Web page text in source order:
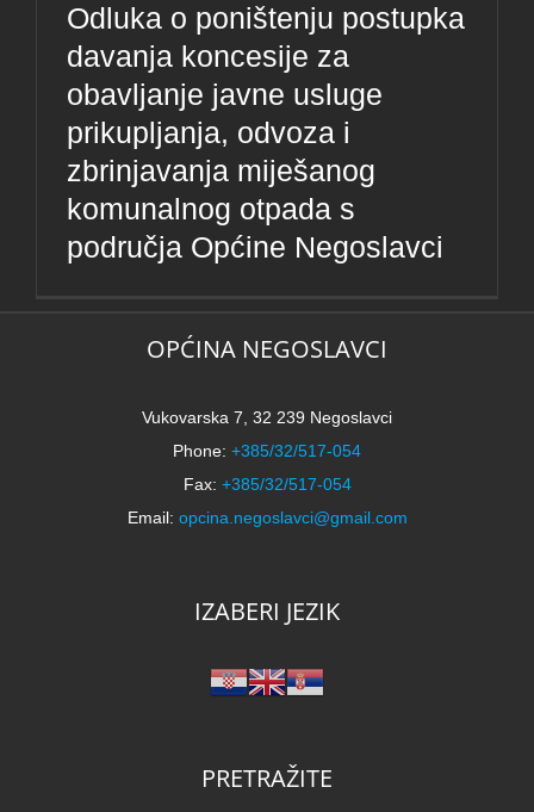
Odluka o poništenju postupka
davanja koncesije za
obavljanje javne usluge
prikupljanja, odvoza i
zbrinjavanja miješanog
komunalnog otpada s
područja Općine Negoslavci
OPĆINA NEGOSLAVCI
Vukovarska 7, 32 239 Negoslavci
Phone: +385/32/517-054
Fax: +385/32/517-054
Email: opcina.negoslavci@gmail.com
IZABERI JEZIK
PRETRAŽITE